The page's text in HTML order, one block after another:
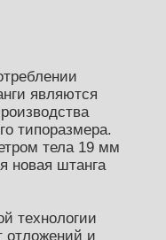
являются
типоразмера.
тела 19 мм
новая штанга
технологии
отложений и